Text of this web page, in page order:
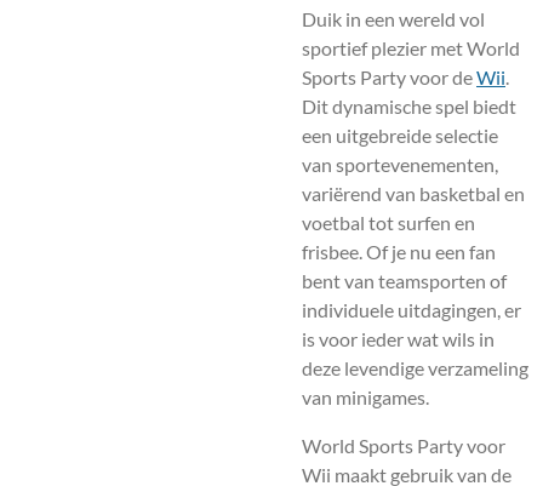
Duik in een wereld vol
sportief plezier met World
Sports Party voor deWii.
Dit dynamische spel biedt
een uitgebreide selectie
van sportevenementen,
variërend van basketbal en
voetbal tot surfen en
frisbee. Of je nu een fan
bent van teamsporten of
individuele uitdagingen, er
is voor ieder wat wils in
deze levendige verzameling
van minigames.
World Sports Party voor
Wii maakt gebruik van de